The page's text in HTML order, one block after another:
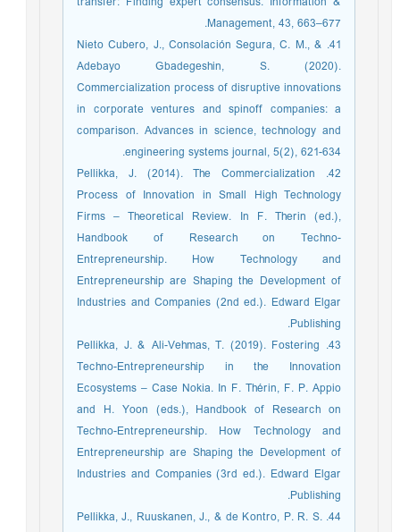
Management, 43, 663–677.
41. Nieto Cubero, J., Consolación Segura, C. M., &
Adebayo Gbadegeshin, S. (2020).
Commercialization process of disruptive innovations
in corporate ventures and spinoff companies: a
comparison. Advances in science, technology and
engineering systems journal, 5(2), 621-634.‏
42. Pellikka, J. (2014). The Commercialization
Process of Innovation in Small High Technology
Firms – Theoretical Review. In F. Therin (ed.),
Handbook of Research on Techno-
Entrepreneurship. How Technology and
Entrepreneurship are Shaping the Development of
Industries and Companies (2nd ed.). Edward Elgar
Publishing.
43. Pellikka, J. & Ali-Vehmas, T. (2019). Fostering
Techno-Entrepreneurship in the Innovation
Ecosystems – Case Nokia. In F. Thérin, F. P. Appio
and H. Yoon (eds.), Handbook of Research on
Techno-Entrepreneurship. How Technology and
Entrepreneurship are Shaping the Development of
Industries and Companies (3rd ed.). Edward Elgar
Publishing.
44. Pellikka, J., Ruuskanen, J., & de Kontro, P. R. S.